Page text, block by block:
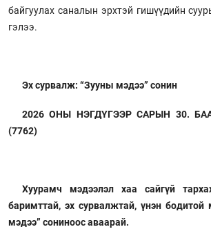
байгуулах саналын эрхтэй гишүүдийн
гэлээ.
Эх сурвалж: “Зууны мэдээ” сонин
2026 ОНЫ НЭГДҮГЭЭР САРЫН 30.
(7762)
Хуурамч мэдээлэл хаа сайгүй
баримттай, эх сурвалжтай, үнэн бодитой
мэдээ” сониноос аваарай.